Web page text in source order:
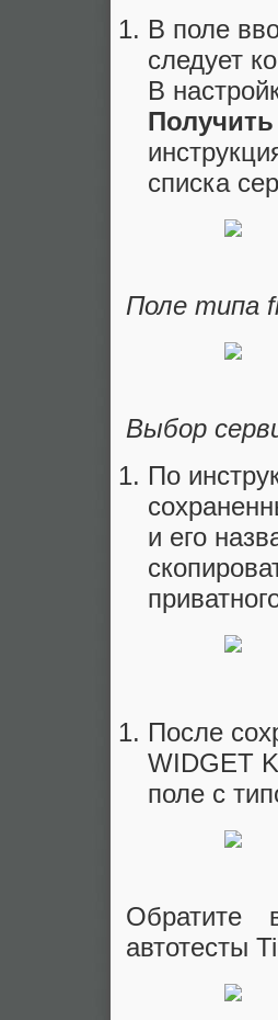
В поле
следует
В
списка
Поле типа
Выбор
По
и его
После
WIDGET
поле с
Обратите
автотесты